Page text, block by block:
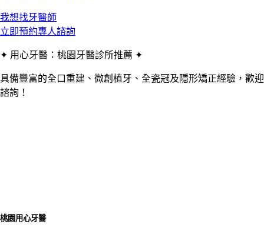
我想找牙醫師
立即預約專人諮詢
✦ 用心牙醫：桃園牙醫診所推薦 ✦
具備豐富的全口重建、微創植牙、全瓷冠及隱形矯正經驗，歡迎
諮詢！
桃園用心牙醫